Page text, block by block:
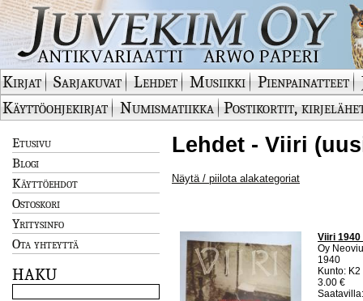
Kirjat Sarjakuvat Lehdet Musiikki Pienpainatteet
Käyttöohjekirjat
Numismatiikka Postikortit,
Etusivu
Blogi
Käyttöehdot
Ostoskori
Yritysinfo
Ota yhteyttä
HAKU
Lehdet - Viiri
Näytä / piilota alakategoriat
Viiri
Oy
1940
Kunto:
3.00 €